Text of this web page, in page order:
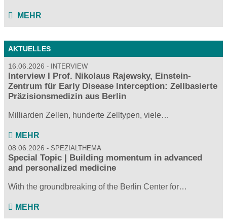
MEHR
AKTUELLES
16.06.2026 INTERVIEW
Interview I Prof. Nikolaus Rajewsky, Einstein-
Zentrum für Early Disease Interception: Zellbasierte
Präzisionsmedizin aus Berlin
Milliarden Zellen, hunderte Zelltypen, viele…
MEHR
08.06.2026 SPEZIALTHEMA
Special Topic | Building momentum in advanced
and personalized medicine
With the groundbreaking of the Berlin Center for…
MEHR